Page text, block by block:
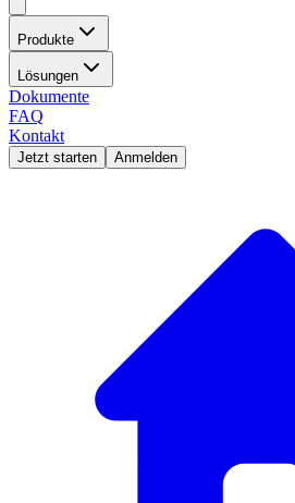
Produkte
Lösungen
Dokumente
FAQ
Kontakt
Jetzt starten Anmelden